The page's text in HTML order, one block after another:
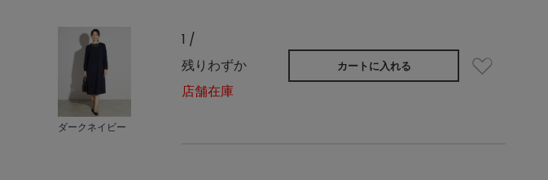
ダークネイビー
1 /
残りわずか
店舗在庫
カートに入れる